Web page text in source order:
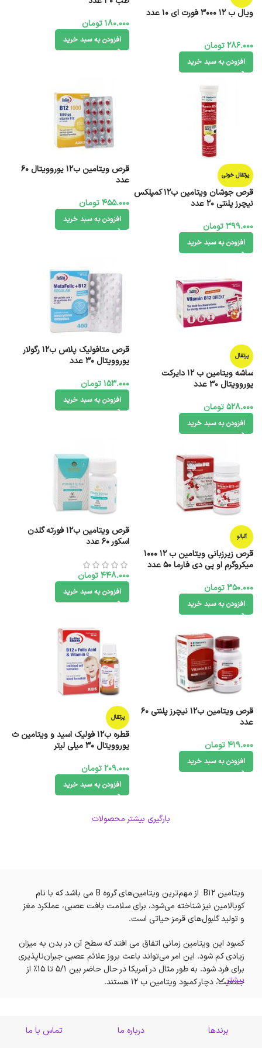
ویال ب 12 3000 فورت ای 10 عدد
286.000تومان
افزودن به سبد خرید
180.000تومان
افزودن به سبد خرید
پرتقال خونی
قرص جوشان ویتامین ب12 کمپلکس
نیچرز پلنتی 20 عدد
399.000تومان
افزودن به سبد خرید
قرص ویتامین ب12 یوروویتال 60
عدد
455.000تومان
افزودن به سبد خرید
پرتقال
ساشه ویتامین ب 12 دایرکت
یوروویتال 30 عدد
528.000تومان
افزودن به سبد خرید
قرص متافولیک پلاس ب12 رگولار
یوروویتال 30 عدد
153.000تومان
افزودن به سبد خرید
آلبالو
قرص زیرزبانی ویتامین ب 12 1000
میکروگرم او پی دی فارما 50 عدد
350.000تومان
افزودن به سبد خرید
قرص ویتامین ب12 فورته گلدن
اسکور 60 عدد
448.000تومان
افزودن به سبد خرید
قرص ویتامین ب12 نیچرز پلنتی 60
عدد
419.000تومان
افزودن به سبد خرید
پرتقال
قطره ب12 فولیک اسید و ویتامین ث
یوروویتال 30 میلی لیتر
209.000تومان
افزودن به سبد خرید
بارگیری بیشتر محصولات
ویتامین B12 از مهم‌ترین ویتامین‌های گروه B می باشد که با نام
کوبالامین نیز شناخته می‌شود، برای سلامت بافت عصبی، عملکرد مغز
و تولید گلبول‌های قرمز حیاتی است.
کمبود این ویتامین زمانی اتفاق می افتد که سطح آن در بدن به میزان
زیادی کم شود. این امر می‌تواند باعث بروز علائم عصبی جبران‌ناپذیری
برای فرد شود. به طور مثال در آمریکا در حال حاضر بین 5/1 تا 15% از
جمعیت‌، دچار کمبود ویتامین ب 12 هستند.
حرکت کند و به نقاط مختلف بدن نیز برسد. بدن انسان می‌تواند ب 12
بیشتر
برندها درباره ما تماس با ما